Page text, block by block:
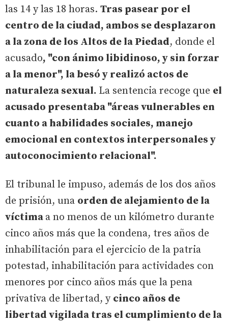
las 14 y las 18 horas. Tras pasear por el
centro de la ciudad, ambos se desplazaron
a la zona de los Altos de la Piedad, donde el
acusado, "con ánimo libidinoso, y sin forzar
a la menor", la besó y realizó actos de
naturaleza sexual. La sentencia recoge que el
acusado presentaba "áreas vulnerables en
cuanto a habilidades sociales, manejo
emocional en contextos interpersonales y
autoconocimiento relacional".
El tribunal le impuso, además de los dos años
de prisión, una orden de alejamiento de la
víctimaa no menos de un kilómetro durante
cinco años más que la condena, tres años de
inhabilitación para el ejercicio de la patria
potestad, inhabilitación para actividades con
menores por cinco años más que la pena
privativa de libertad, y cinco años de
libertad vigilada tras el cumplimiento de la